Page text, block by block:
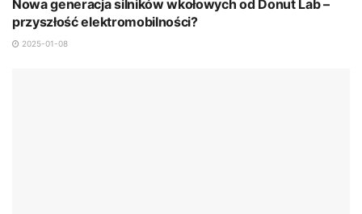
Nowa generacja silników wkołowych od Donut Lab –
przyszłość elektromobilności?
2025-01-08